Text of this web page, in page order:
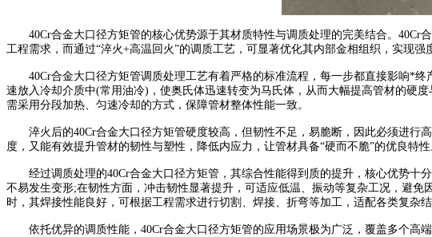
40Cr合金大口径方矩管的核心优势源于其材质特性与调质处理的完美结合。40Cr
工程需求，而通过“淬火+高温回火”的调质工艺，可显著优化其内部金相组织，实现
40Cr合金大口径方矩管调质处理工艺有着严格的标准流程，每一步都直接影响*终
速放入冷却介质中(常用油冷)，使奥氏体迅速转变为马氏体，从而大幅提高管材的硬
需采用分段加热、匀速冷却的方式，保障管材整体性能一致。
淬火后的40Cr合金大口径方矩管硬度较高，但韧性不足，易脆断，因此必须进行
度，又能有效提升管材的韧性与塑性，降低内应力，让管材具备“硬而不脆”的优良特
经过调质处理的40Cr合金大口径方矩管，其综合性能得到质的提升，核心优势十分
不易发生变形;在韧性方面，冲击韧性显著提升，可适应低温、振动等复杂工况，避
时，其焊接性能良好，可根据工程需求进行切割、焊接、折弯等加工，适配各类复杂结
依托优异的调质性能，40Cr合金大口径方矩管的应用场景极为广泛，覆盖多个高